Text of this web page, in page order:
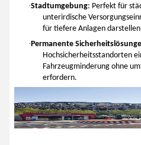
·Stadtumgebung: Perfekt für
unterirdische
für tiefere Anlagen
·Permanente
Hochsicherheitsstandorten
Fahrzeugminderung ohne
erfordern.